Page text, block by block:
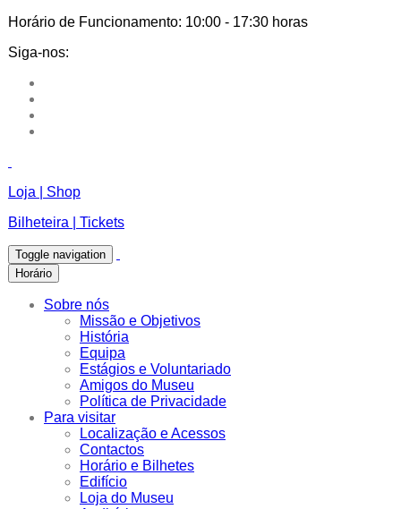
Horário de Funcionamento: 10:00 - 17:30 horas
Siga-nos:
Loja | Shop
Bilheteira | Tickets
Toggle navigation
Horário
Sobre nós
Missão e Objetivos
História
Equipa
Estágios e Voluntariado
Amigos do Museu
Política de Privacidade
Para visitar
Localização e Acessos
Contactos
Horário e Bilhetes
Edifício
Loja do Museu